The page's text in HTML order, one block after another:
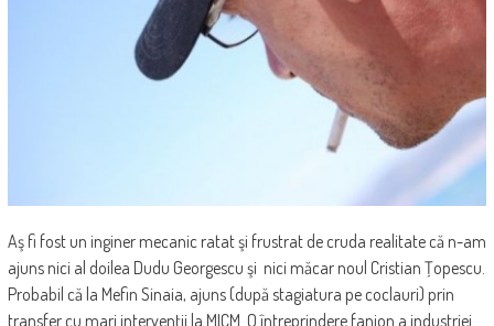
Aş fi fost un inginer mecanic ratat şi frustrat de cruda realitate că n-am
ajuns nici al doilea Dudu Georgescu şi nici măcar noul Cristian Ţopescu.
Probabil că la Mefin Sinaia, ajuns (după stagiatura pe coclauri) prin
transfer cu mari intervenţii la MICM. O întreprindere fanion a industriei